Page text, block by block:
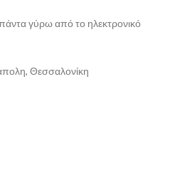
γύρω από το ηλεκτρονικό
Θεσσαλονίκη